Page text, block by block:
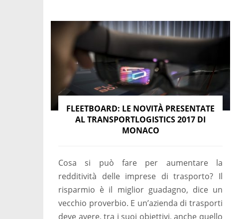
FLEETBOARD: LE NOVITÀ PRESENTATE
AL TRANSPORTLOGISTICS 2017 DI
MONACO
Cosa si può fare per aumentare la
redditività delle imprese di trasporto? Il
risparmio è il miglior guadagno, dice un
vecchio proverbio. E un’azienda di trasporti
deve avere, tra i suoi obiettivi, anche quello